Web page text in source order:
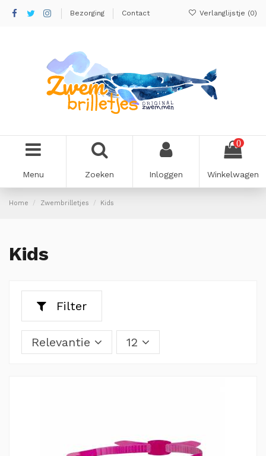
Bezorging Contact Verlanglijstje (0)
Menu Zoeken Inloggen
0
Winkelwagen
Home Zwembrilletjes Kids
Kids
Filter
Relevantie 12